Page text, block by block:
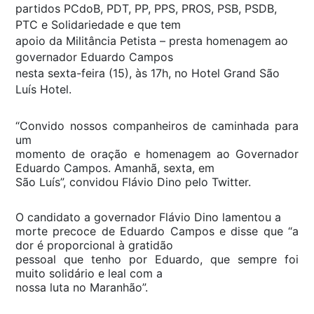
partidos PCdoB, PDT, PP, PPS, PROS, PSB, PSDB,
PTC e Solidariedade e que tem
apoio da Militância Petista – presta homenagem ao
governador Eduardo Campos
nesta sexta-feira (15), às 17h, no Hotel Grand São
Luís Hotel.
“Convido nossos companheiros de caminhada para
um
momento de oração e homenagem ao Governador
Eduardo Campos. Amanhã, sexta, em
São Luís”, convidou Flávio Dino pelo Twitter.
O candidato a governador Flávio Dino lamentou a
morte precoce de Eduardo Campos e disse que “a
dor é proporcional à gratidão
pessoal que tenho por Eduardo, que sempre foi
muito solidário e leal com a
nossa luta no Maranhão”.